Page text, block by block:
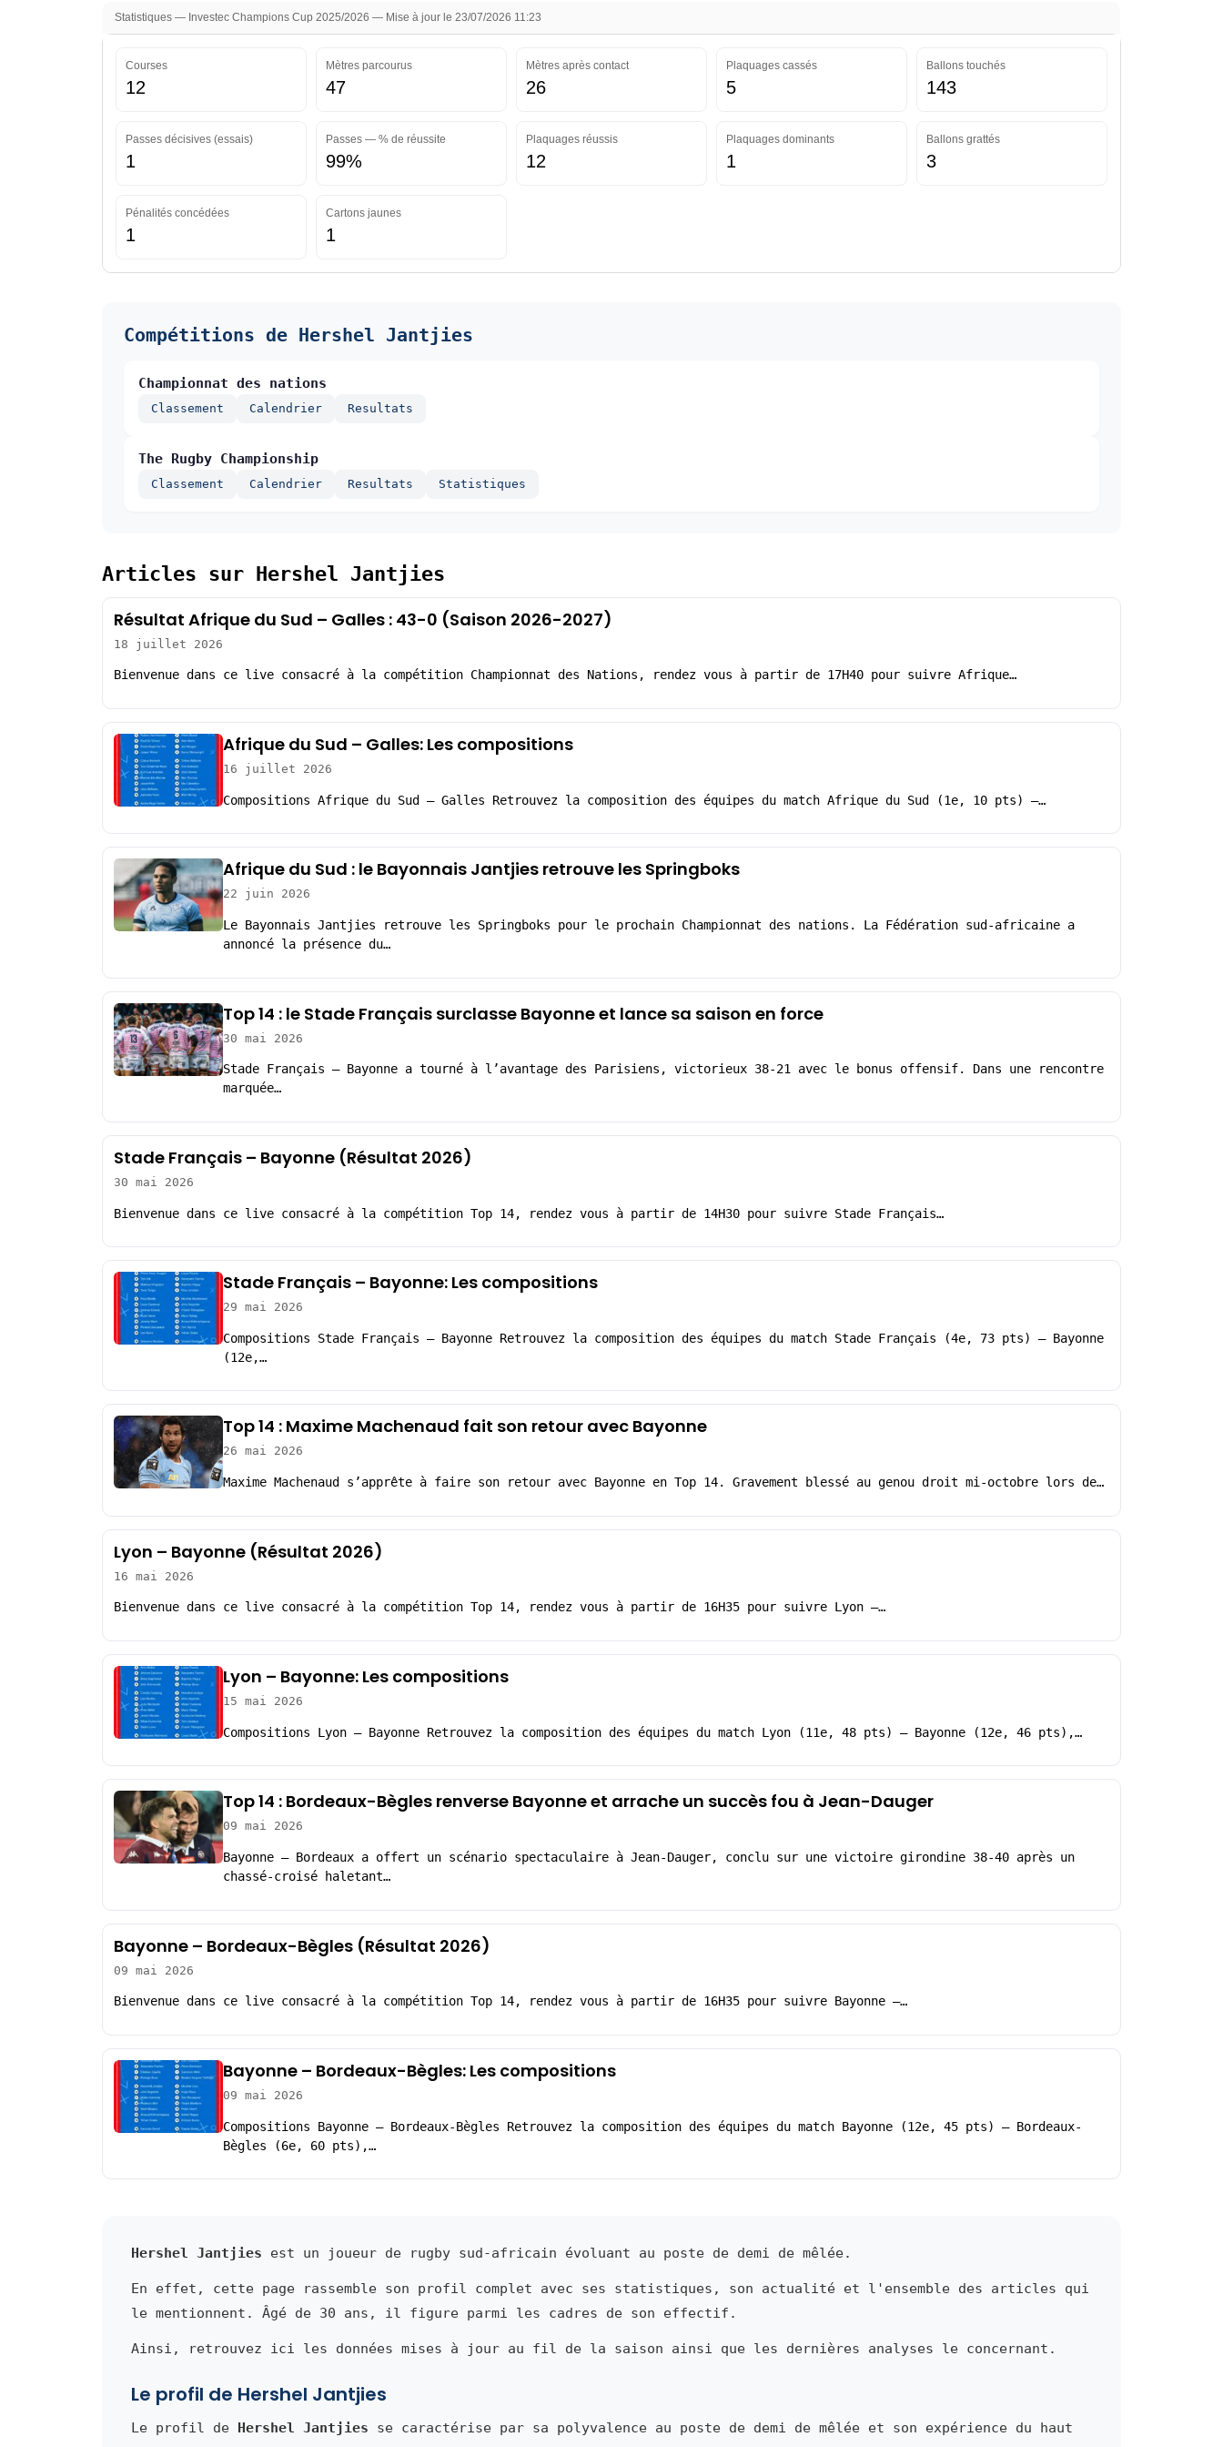
Statistiques — Investec Champions Cup 2025/2026 — Mise à jour le 23/07/2026 11:23
Courses
12
Mètres parcourus
47
Mètres après contact
26
Plaquages cassés
5
Ballons touchés
143
Passes décisives (essais)
1
Passes — % de réussite
99%
Plaquages réussis
12
Plaquages dominants
1
Ballons grattés
3
Pénalités concédées
1
Cartons jaunes
1
Compétitions de Hershel Jantjies
Championnat des nations
Classement Calendrier Resultats
The Rugby Championship
Classement Calendrier Resultats Statistiques
Articles sur Hershel Jantjies
Résultat Afrique du Sud – Galles : 43-0 (Saison 2026-2027)
18 juillet 2026
Bienvenue dans ce live consacré à la compétition Championnat des Nations, rendez vous à partir de 17H40 pour suivre Afrique…
Afrique du Sud – Galles: Les compositions
16 juillet 2026
Compositions Afrique du Sud – Galles Retrouvez la composition des équipes du match Afrique du Sud (1e, 10 pts) –…
Afrique du Sud : le Bayonnais Jantjies retrouve les Springboks
22 juin 2026
Le Bayonnais Jantjies retrouve les Springboks pour le prochain Championnat des nations. La Fédération sud-africaine a
annoncé la présence du…
Top 14 : le Stade Français surclasse Bayonne et lance sa saison en force
30 mai 2026
Stade Français – Bayonne a tourné à l’avantage des Parisiens, victorieux 38-21 avec le bonus offensif. Dans une rencontre
marquée…
Stade Français – Bayonne (Résultat 2026)
30 mai 2026
Bienvenue dans ce live consacré à la compétition Top 14, rendez vous à partir de 14H30 pour suivre Stade Français…
Stade Français – Bayonne: Les compositions
29 mai 2026
Compositions Stade Français – Bayonne Retrouvez la composition des équipes du match Stade Français (4e, 73 pts) – Bayonne
(12e,…
Top 14 : Maxime Machenaud fait son retour avec Bayonne
26 mai 2026
Maxime Machenaud s’apprête à faire son retour avec Bayonne en Top 14. Gravement blessé au genou droit mi-octobre lors de…
Lyon – Bayonne (Résultat 2026)
16 mai 2026
Bienvenue dans ce live consacré à la compétition Top 14, rendez vous à partir de 16H35 pour suivre Lyon –…
Lyon – Bayonne: Les compositions
15 mai 2026
Compositions Lyon – Bayonne Retrouvez la composition des équipes du match Lyon (11e, 48 pts) – Bayonne (12e, 46 pts),…
Top 14 : Bordeaux-Bègles renverse Bayonne et arrache un succès fou à Jean-Dauger
09 mai 2026
Bayonne – Bordeaux a offert un scénario spectaculaire à Jean-Dauger, conclu sur une victoire girondine 38-40 après un
chassé-croisé haletant…
Bayonne – Bordeaux-Bègles (Résultat 2026)
09 mai 2026
Bienvenue dans ce live consacré à la compétition Top 14, rendez vous à partir de 16H35 pour suivre Bayonne –…
Bayonne – Bordeaux-Bègles: Les compositions
09 mai 2026
Compositions Bayonne – Bordeaux-Bègles Retrouvez la composition des équipes du match Bayonne (12e, 45 pts) – Bordeaux-
Bègles (6e, 60 pts),…
Hershel Jantjies est un joueur de rugby sud-africain évoluant au poste de demi de mêlée.
En effet, cette page rassemble son profil complet avec ses statistiques, son actualité et l'ensemble des articles qui
le mentionnent. Âgé de 30 ans, il figure parmi les cadres de son effectif.
Ainsi, retrouvez ici les données mises à jour au fil de la saison ainsi que les dernières analyses le concernant.
Le profil de Hershel Jantjies
Le profil de Hershel Jantjies se caractérise par sa polyvalence au poste de demi de mêlée et son expérience du haut